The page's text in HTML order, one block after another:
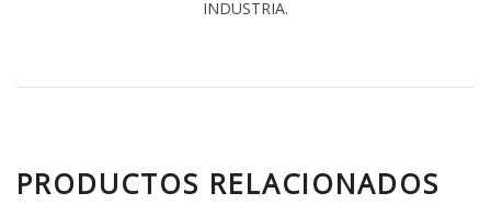
INDUSTRIA.
PRODUCTOS RELACIONADOS